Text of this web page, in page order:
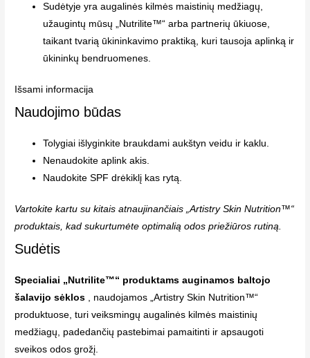
Sudėtyje yra augalinės kilmės maistinių medžiagų,
užaugintų mūsų „Nutrilite™“ arba partnerių ūkiuose,
taikant tvarią ūkininkavimo praktiką, kuri tausoja aplinką ir
ūkininkų bendruomenes.
Išsami informacija
Naudojimo būdas
Tolygiai išlyginkite braukdami aukštyn veidu ir kaklu.
Nenaudokite aplink akis.
Naudokite SPF drėkiklį kas rytą.
Vartokite kartu su kitais atnaujinančiais „Artistry Skin Nutrition™“
produktais, kad sukurtumėte optimalią odos priežiūros rutiną.
Sudėtis
Specialiai „Nutrilite™“ produktams auginamos baltojo
šalavijo sėklos , naudojamos „Artistry Skin Nutrition™“
produktuose, turi veiksmingų augalinės kilmės maistinių
medžiagų, padedančių pastebimai pamaitinti ir apsaugoti
sveikos odos grožį.